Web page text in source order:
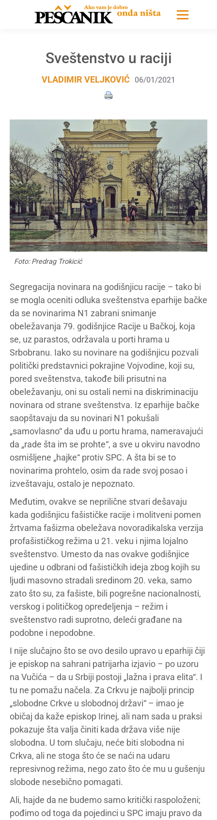
Sveštenstvo u raciji
VLADIMIR VELJKOVIĆ 06/01/2021
Foto: Predrag Trokicić
Segregacija novinara na godišnjicu racije – tako bi
se mogla oceniti odluka sveštenstva eparhije bačke
da se novinarima N1 zabrani snimanje
obeležavanja 79. godišnjice Racije u Bačkoj, koja
se, uz parastos, održavala u porti hrama u
Srbobranu. Iako su novinare na godišnjicu pozvali
politički predstavnici pokrajine Vojvodine, koji su,
pored sveštenstva, takođe bili prisutni na
obeležavanju, oni su ostali nemi na diskriminaciju
novinara od strane sveštenstva. Iz eparhije bačke
saopštavaju da su novinari N1 pokušali
„samovlasno“ da uđu u portu hrama, nameravajući
da „rade šta im se prohte“, a sve u okviru navodno
osmišljene „hajke“ protiv SPC. A šta bi se to
novinarima prohtelo, osim da rade svoj posao i
izveštavaju, ostalo je nepoznato.
Međutim, ovakve se neprilične stvari dešavaju
kada godišnjicu fašističke racije i molitveni pomen
žrtvama fašizma obeležava novoradikalska verzija
profašističkog režima u 21. veku i njima lojalno
sveštenstvo. Umesto da nas ovakve godišnjice
ujedine u odbrani od fašističkih ideja zbog kojih su
ljudi masovno stradali sredinom 20. veka, samo
zato što su, za fašiste, bili pogrešne nacionalnosti,
verskog i političkog opredeljenja – režim i
sveštenstvo radi suprotno, deleći građane na
podobne i nepodobne.
I nije slučajno što se ovo desilo upravo u eparhiji čiji
je episkop na sahrani patrijarha izjavio – po uzoru
na Vučića – da u Srbiji postoji „lažna i prava elita“. I
tu ne pomažu načela. Za Crkvu je najbolji princip
„slobodne Crkve u slobodnoj državi“ – imao je
običaj da kaže episkop Irinej, ali nam sada u praksi
pokazuje šta valja činiti kada država više nije
slobodna. U tom slučaju, neće biti slobodna ni
Crkva, ali ne stoga što će se naći na udaru
represivnog režima, nego zato što će mu u gušenju
slobode nesebično pomagati.
Ali, hajde da ne budemo samo kritički raspoloženi;
pođimo od toga da pojedinci u SPC imaju pravo da